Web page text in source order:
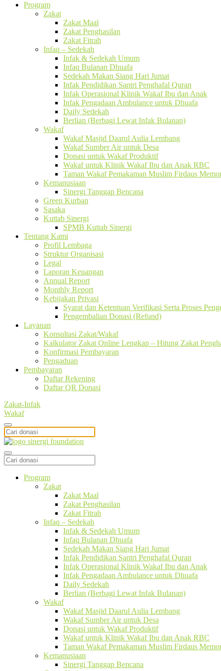
Program
Zakat
Zakat Maal
Zakat Penghasilan
Zakat Fitrah
Infaq – Sedekah
Infak & Sedekah Umum
Infaq Bulanan Dhuafa
Sedekah Makan Siang Hari Jumat
Infak Pendidikan Santri Penghafal Quran
Infak Operasional Klinik Wakaf Ibu dan Anak
Infak Pengadaan Ambulance untuk Dhuafa
Daily Sedekah
Berlian (Berbagi Lewat Infak Bulanan)
Wakaf
Wakaf Masjid Daarul Aulia Lembang
Wakaf Sumber Air untuk Desa
Donasi untuk Wakaf Produktif
Wakaf untuk Klinik Wakaf Ibu dan Anak RBC
Taman Wakaf Pemakaman Muslim Firdaus
Kemanusiaan
Sinergi Tanggap Bencana
Green Kurban
Sasaka
Kuttab Sinergi
SPMB Kuttab Sinergi
Tentang Kami
Profil Lembaga
Struktur Organisasi
Legal
Laporan Keuangan
Annual Report
Monthly Report
Kebijakan Privasi
Syarat dan Ketentuan Verifikasi Serta Proses
Pengembalian Donasi (Refund)
Layanan
Konsultasi Zakat/Wakaf
Kalkulator Zakat Online Lengkap – Hitung Zakat
Konfirmasi Pembayaran
Pengaduan
Pembayaran
Daftar Rekening
Daftar QR Donasi
Zakat-Infak
Wakaf
Program
Zakat
Zakat Maal
Zakat Penghasilan
Zakat Fitrah
Infaq – Sedekah
Infak & Sedekah Umum
Infaq Bulanan Dhuafa
Sedekah Makan Siang Hari Jumat
Infak Pendidikan Santri Penghafal Quran
Infak Operasional Klinik Wakaf Ibu dan Anak
Infak Pengadaan Ambulance untuk Dhuafa
Daily Sedekah
Berlian (Berbagi Lewat Infak Bulanan)
Wakaf
Wakaf Masjid Daarul Aulia Lembang
Wakaf Sumber Air untuk Desa
Donasi untuk Wakaf Produktif
Wakaf untuk Klinik Wakaf Ibu dan Anak RBC
Taman Wakaf Pemakaman Muslim Firdaus
Kemanusiaan
Sinergi Tanggap Bencana